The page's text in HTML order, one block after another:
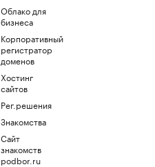
Облако для
бизнеса
Корпоративный
регистратор
доменов
Хостинг
сайтов
Рег.решения
Знакомства
Сайт
знакомств
podbor.ru